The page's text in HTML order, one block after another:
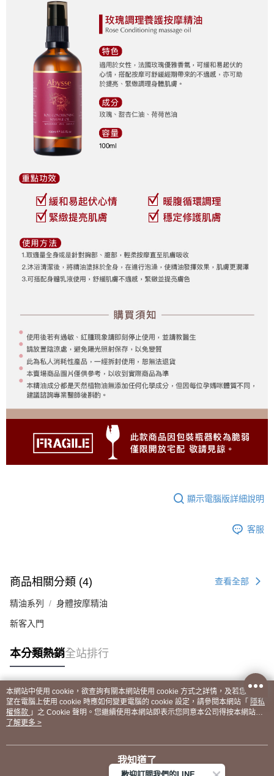
顯示電腦版詳細說明
客服
商品相關分類 (4) 查看全部
精油系列 身體按摩精油
新客入門
本分類熱銷全站排行
熱門標籤
本網站中使用 cookie，欲查詢有關本網站使用 cookie 方式之詳情，及若您不希
望在電腦上使用 cookie 時應如何變更電腦的 cookie 設定，請參閱本網站「 隱私
權條款 」之 Cookie 聲明。您繼續使用本網站即表示您同意本公司得按本網站使
用條款之 Cookie 聲明使用 cookie。
了解更多 >
我知道了